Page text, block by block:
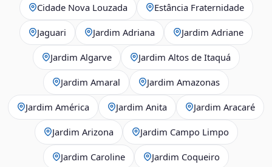
Cidade Nova Louzada Estância Fraternidade
Jaguari Jardim Adriana Jardim Adriane
Jardim Algarve Jardim Altos de Itaquá
Jardim Amaral Jardim Amazonas
Jardim América Jardim Anita Jardim Aracaré
Jardim Arizona Jardim Campo Limpo
Jardim Caroline Jardim Coqueiro